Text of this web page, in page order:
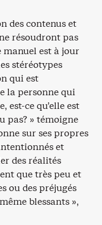
des contenus et
résoudront pas
est à jour
stéréotypes
qui est
la personne qui
est-ce qu’elle est
pas? » témoigne
sur ses propres
et
des réalités
que très peu et
ou des préjugés
blessants »,